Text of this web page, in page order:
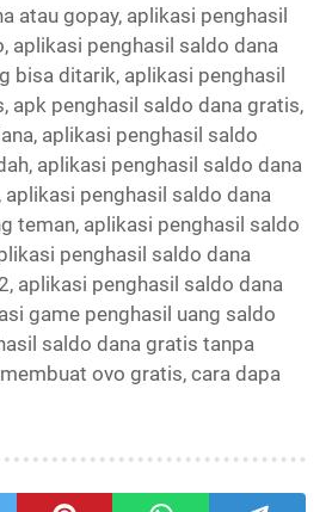
atau gopay, aplikasi penghasil
aplikasi penghasil saldo dana
bisa ditarik, aplikasi penghasil
apk penghasil saldo dana gratis,
aplikasi penghasil saldo
aplikasi penghasil saldo dana
penghasil saldo dana
teman, aplikasi penghasil saldo
penghasil saldo dana
aplikasi penghasil saldo dana
game penghasil uang saldo
saldo dana gratis tanpa
ovo gratis, cara dapa